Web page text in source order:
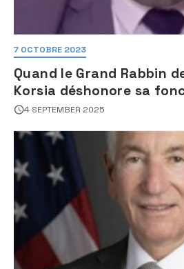
7 OCTOBRE 2023
Quand le Grand Rabbin
Korsia déshonore sa
son sang froid
4 SEPTEMBER 2025